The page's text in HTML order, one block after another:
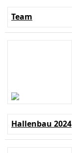
Team
Hallenbau 2024